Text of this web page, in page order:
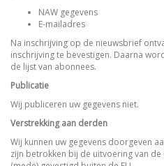
NAW gegevens
E-mailadres
Na inschrijving op de nieuwsbrief
inschrijving te bevestigen. Daarna
de lijst van abonnees.
Publicatie
Wij publiceren uw gegevens niet.
Verstrekking aan derden
Wij kunnen uw gegevens doorgeven
zijn betrokken bij de uitvoering van